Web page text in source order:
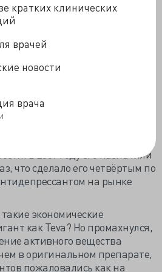
кратких клинических
врачей
новости
врача
году признала Budeprion XL
Teva Pharmaceuticals
Wellbutrin (Зибана),
GlaxoSmithKline.
Wellbutrin
обратный захват
и, в отличие от всех
увеличения веса и
эффективным при
В 2007 году его назначили
что сделало его четвёртым по
на рынке
экономические
как Teva? Но промахнулся,
активного вещества
в оригинальном препарате,
пожаловались как на